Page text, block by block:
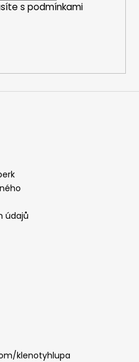
s podmínkami
údajů
klenotyhlupa